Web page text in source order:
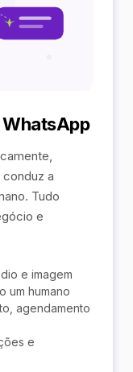
WhatsApp
a
Tudo
e
e imagem
um humano
agendamento
e